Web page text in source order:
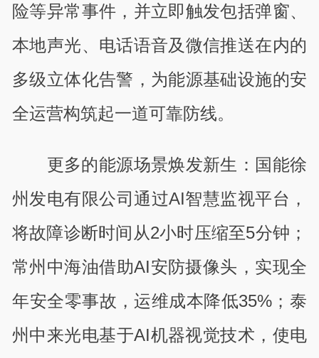
险等异常事件，并立即触发包括弹窗、
本地声光、电话语音及微信推送在内的
多级立体化告警，为能源基础设施的安
全运营构筑起一道可靠防线。
更多的能源场景焕发新生：国能徐
州发电有限公司通过AI智慧监视平台，
将故障诊断时间从2小时压缩至5分钟；
常州中海油借助AI安防摄像头，实现全
年安全零事故，运维成本降低35%；泰
州中来光电基于AI机器视觉技术，使电